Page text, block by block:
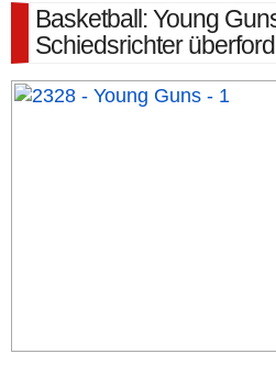
Basketball: Young
Schiedsrichter